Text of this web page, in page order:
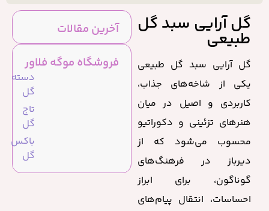
گل آرایی سبد گل
طبیعی
گل آرایی سبد گل طبیعی
یکی از شاخه‌های جذاب،
کاربردی و اصیل در میان
هنرهای تزئینی و دکوراتیو
محسوب می‌شود که از
دیرباز در فرهنگ‌های
گوناگون، برای ابراز
احساسات، انتقال پیام‌های
آخرین مقالات
فروشگاه موگه فلاور
دسته
گل
تاج
گل
باکس
گل